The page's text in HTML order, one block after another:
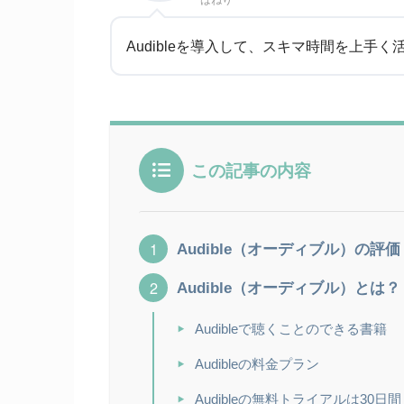
Audibleを導入して、スキマ時間を上手く
この記事の内容
Audible（オーディブル）の評価
Audible（オーディブル）とは？
Audibleで聴くことのできる書籍
Audibleの料金プラン
Audibleの無料トライアルは30日間